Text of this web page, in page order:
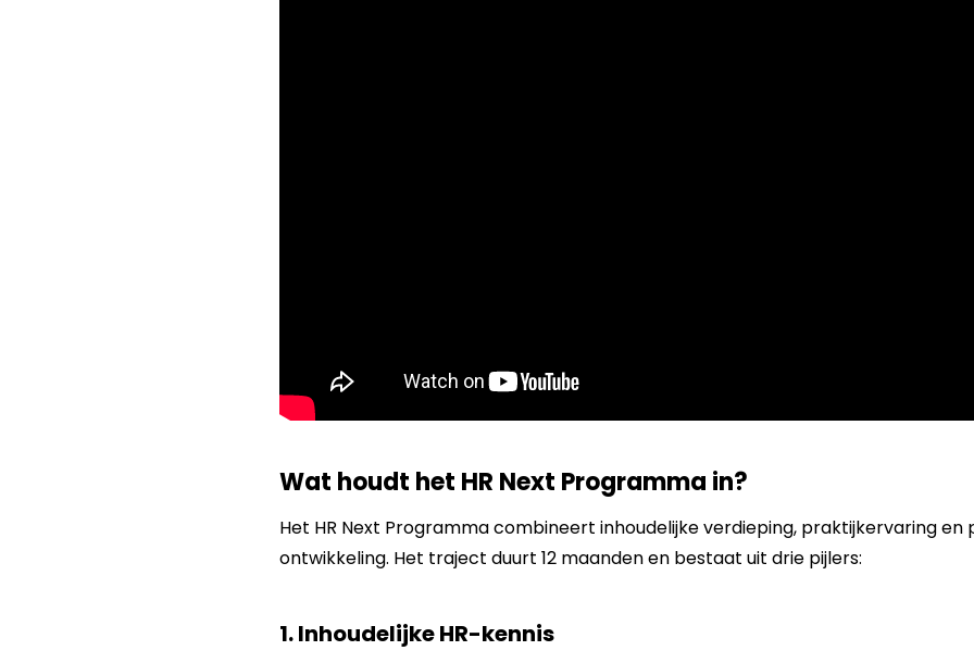
Wat houdt het HR Next Programma in?
Het HR Next Programma combineert inhoudelijke verdieping, praktijkervaring en
ontwikkeling. Het traject duurt 12 maanden en bestaat uit drie pijlers:
1. Inhoudelijke HR-kennis